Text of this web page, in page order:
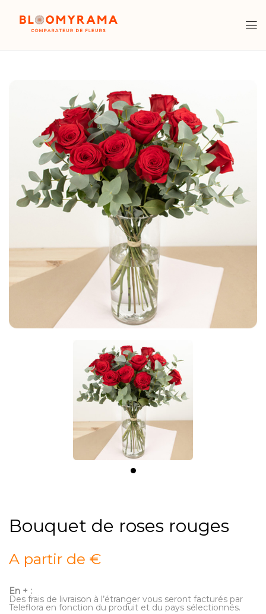
Bouquet de roses rouges
A partir de €
En + :
Des frais de livraison à l’étranger vous seront facturés par
Teleflora en fonction du produit et du pays sélectionnés.